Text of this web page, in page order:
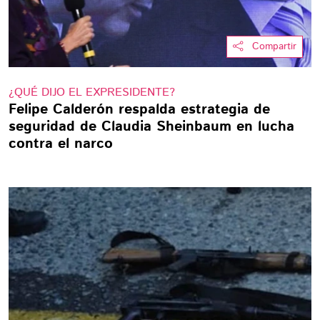
Compartir
¿QUÉ DIJO EL EXPRESIDENTE?
Felipe Calderón respalda estrategia de
seguridad de Claudia Sheinbaum en lucha
contra el narco